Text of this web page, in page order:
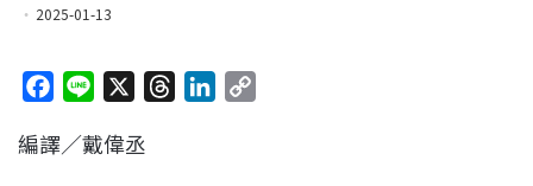
2025-01-13
c
n
編譯／戴偉丞